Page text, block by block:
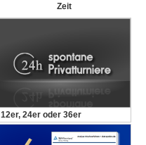
Zeit
12er, 24er oder 36er